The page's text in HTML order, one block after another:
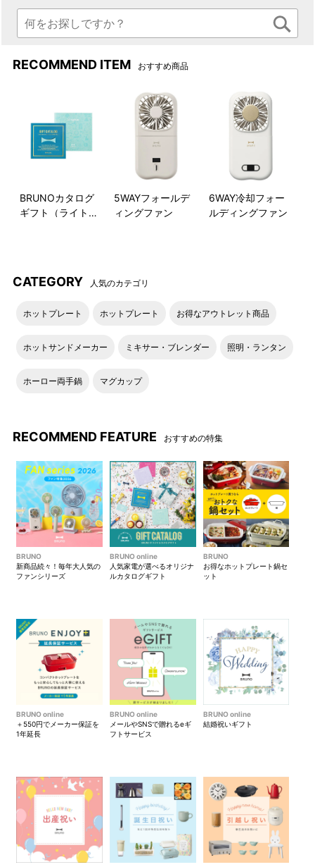
くなっています。
■ニュアンスカラー4色のカラーバリエーション
グリーン グレー
RECOMMEND ITEM おすすめ商品
BRUNOカタログ
ギフト（ライトブ
5WAYフォールデ
ィングファン
6WAY冷却フォー
ルディングファン
CATEGORY 人気のカテゴリ
ホットプレート ホットプレート お得なアウトレット商品
ホットサンドメーカー ミキサー・ブレンダー 照明・ランタン
ホーロー両手鍋 マグカップ
RECOMMEND FEATURE おすすめの特集
BRUNO
新商品続々！毎年大人気の
ファンシリーズ
BRUNO online
人気家電が選べるオリジナ
ルカタログギフト
BRUNO
お得なホットプレート鍋セ
ット
BRUNO online
＋550円でメーカー保証を
1年延長
BRUNO online
メールやSNSで贈れるeギ
フトサービス
BRUNO online
結婚祝いギフト